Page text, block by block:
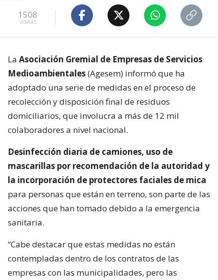
1508
visitas
La Asociación Gremial de Empresas de Servicios
Medioambientales(Agesem) informó que ha
adoptado una serie de medidas en el proceso de
recolección y disposición final de residuos
domiciliarios, que involucra a más de 12 mil
colaboradores a nivel nacional.
Desinfección diaria de camiones, uso de
mascarillas por recomendación de la autoridad y
la incorporación de protectores faciales de mica
para personas que están en terreno, son parte de las
acciones que han tomado debido a la emergencia
sanitaria.
“Cabe destacar que estas medidas no están
contempladas dentro de los contratos de las
empresas con las municipalidades, pero las